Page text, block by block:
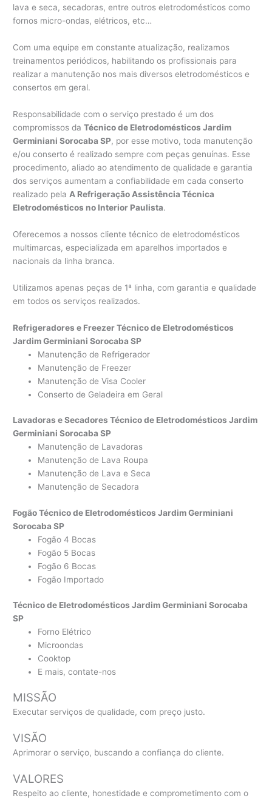
lava e seca, secadoras, entre outros eletrodomésticos como
fornos micro-ondas, elétricos, etc…
Com uma equipe em constante atualização, realizamos
treinamentos periódicos, habilitando os profissionais para
realizar a manutenção nos mais diversos eletrodomésticos e
consertos em geral.
Responsabilidade com o serviço prestado é um dos
compromissos daTécnico de Eletrodomésticos Jardim
Germiniani Sorocaba SP, por esse motivo, toda manutenção
e/ou conserto é realizado sempre com peças genuínas. Esse
procedimento, aliado ao atendimento de qualidade e garantia
dos serviços aumentam a confiabilidade em cada conserto
realizado pela A Refrigeração Assistência Técnica
Eletrodomésticos no Interior Paulista.
Oferecemos a nossos cliente técnico de eletrodomésticos
multimarcas, especializada em aparelhos importados e
nacionais da linha branca.
Utilizamos apenas peças de 1ª linha, com garantia e qualidade
em todos os serviços realizados.
Refrigeradores e Freezer Técnico de Eletrodomésticos
Jardim Germiniani Sorocaba SP
Manutenção de Refrigerador
Manutenção de Freezer
Manutenção de Visa Cooler
Conserto de Geladeira em Geral
Lavadoras e Secadores Técnico de Eletrodomésticos Jardim
Germiniani Sorocaba SP
Manutenção de Lavadoras
Manutenção de Lava Roupa
Manutenção de Lava e Seca
Manutenção de Secadora
Fogão Técnico de Eletrodomésticos Jardim Germiniani
Sorocaba SP
Fogão 4 Bocas
Fogão 5 Bocas
Fogão 6 Bocas
Fogão Importado
Técnico de Eletrodomésticos Jardim Germiniani Sorocaba
SP
Forno Elétrico
Microondas
Cooktop
E mais, contate-nos
MISSÃO
Executar serviços de qualidade, com preço justo.
VISÃO
Aprimorar o serviço, buscando a confiança do cliente.
VALORES
Respeito ao cliente, honestidade e comprometimento com o